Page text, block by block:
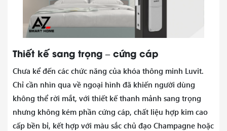
Thiết kế sang trọng – cứng cáp
Chưa kể đến các chức năng của khóa thông minh Luvit.
Chỉ cần nhìn qua về ngoại hình đã khiến người dùng
không thể rời mắt, với thiết kế thanh mảnh sang trọng
nhưng không kém phần cứng cáp, chất liệu hợp kim cao
cấp bền bỉ, kết hợp với màu sắc chủ đạo Champagne hoặc